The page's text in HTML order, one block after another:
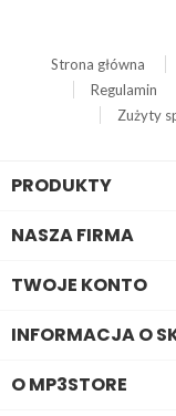
Strona główna
Regulamin
Zużyty
PRODUKTY
NASZA FIRMA
TWOJE KONTO
INFORMACJA O
O MP3STORE